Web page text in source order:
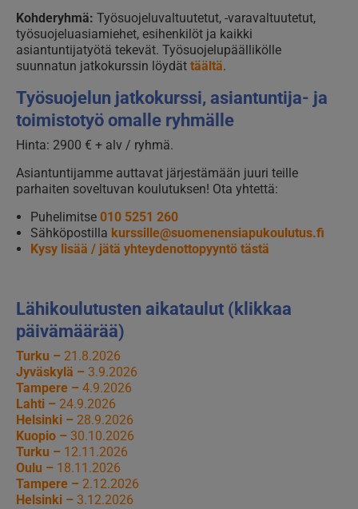
Kohderyhmä: Työsuojeluvaltuutetut, -varavaltuutetut,
työsuojeluasiamiehet, esihenkilöt ja kaikki
asiantuntijatyötä tekevät. Työsuojelupäällikölle
suunnatun jatkokurssin löydät täältä.
Työsuojelun jatkokurssi, asiantuntija- ja
toimistotyö omalle ryhmälle
Hinta: 2900 € + alv / ryhmä.
Asiantuntijamme auttavat järjestämään juuri teille
parhaiten soveltuvan koulutuksen! Ota yhtettä:
Puhelimitse 010 5251 260
Sähköpostilla kurssille@suomenensiapukoulutus.fi
Kysy lisää / jätä yhteydenottopyyntö tästä
Lähikoulutusten aikataulut (klikkaa
päivämäärää)
Turku – 21.8.2026
Jyväskylä – 3.9.2026
Tampere – 4.9.2026
Lahti – 24.9.2026
Helsinki – 28.9.2026
Kuopio – 30.10.2026
Turku – 12.11.2026
Oulu – 18.11.2026
Tampere – 2.12.2026
Helsinki – 3.12.2026